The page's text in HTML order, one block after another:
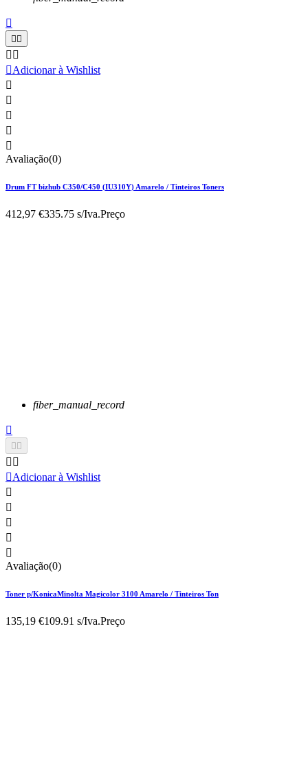

 
 
Adicionar à Wishlist





Avaliação(0)
Drum FT bizhub C350/C450 (IU310Y) Amarelo / Tinteiros Toners
412,97 €335.75 s/Iva.Preço
fiber_manual_record

 
 
Adicionar à Wishlist





Avaliação(0)
Toner p/KonicaMinolta Magicolor 3100 Amarelo / Tinteiros Ton
135,19 €109.91 s/Iva.Preço